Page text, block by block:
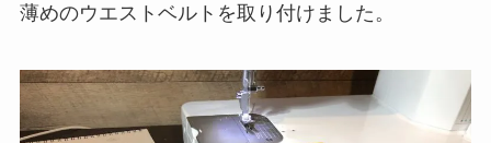
薄めのウエストベルトを取り付けました。